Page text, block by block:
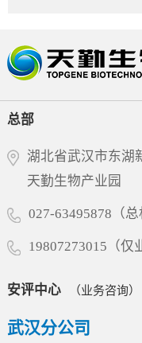
症状。经过多轮分
优异的靶点选择性
著降低了非特异
点蛋白的致病性细
循FDA、OECD和
效率完成了试验
全6MW5311基于
构，同时靶向
入空间位阻结构，
肿瘤细胞存在时
抗肿瘤疗效的同
非临床研究评价和
能力表示充分肯
承工匠精神深耕细
强。部长指出，
风口，紧贴市场需
化，积极培育壮
产业的高质量发
生物始终专注于
与药代动力学研
发服务平台，并
市阶段，其中不乏
往成绩的高度认可
总部
湖北省武汉市东湖
天勤生物产业园
027-63495878（总
19807273015（仅
安评中心 （业务咨询）
武汉分公司